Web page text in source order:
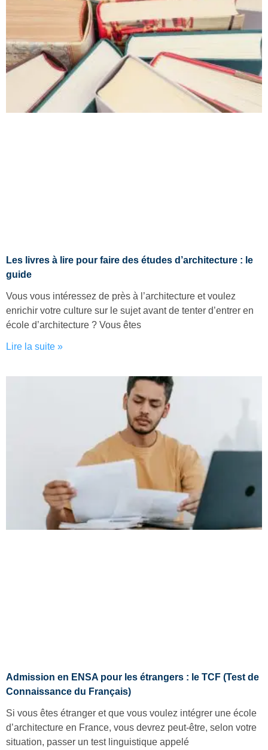
Les livres à lire pour faire des études d’architecture : le
guide
Vous vous intéressez de près à l’architecture et voulez
enrichir votre culture sur le sujet avant de tenter d’entrer en
école d’architecture ? Vous êtes
Lire la suite »
Admission en ENSA pour les étrangers : le TCF (Test de
Connaissance du Français)
Si vous êtes étranger et que vous voulez intégrer une école
d’architecture en France, vous devrez peut-être, selon votre
situation, passer un test linguistique appelé